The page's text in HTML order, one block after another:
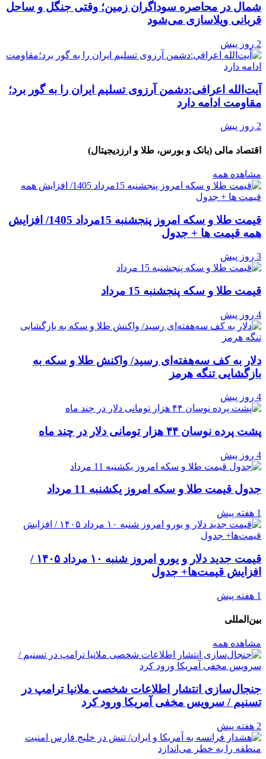
شمال در محاصره سوداگران زمین؛ وقتی جنگل و ساحل
قربانی ویلاسازی می‌شود
2 روز پیش
آیت‌الله اعرافی:دشمن آرزوی تسلیم ایران را به گور برد؛
مقاومت ادامه دارد
2 روز پیش
اقتصاد مالی (بانک و بورس، طلا و ارزدیجیتال)
مشاهده همه
قیمت طلا و سکه امروز پنجشنبه 15مرداد 1405/ افزایش
همه قیمت ها + جدول
3 روز پیش
قیمت طلا و سکه پنجشنبه 15 مرداد
4 روز پیش
دلار به کف سه‌هفته‌ای رسید/ واکنش طلا و سکه به
بازگشایی تنگه هرمز
4 روز پیش
پشت پرده نوسان ۴۴ هزار تومانی دلار در چند ماه
4 روز پیش
جدول قیمت طلا و سکه امروز یکشنبه 11 مرداد
1 هفته پیش
قیمت جدید دلار و یورو امروز شنبه ۱۰ مرداد ۱۴۰۵ /
افزایش قیمت‌ها+ جدول
1 هفته پیش
بین‌المللی
مشاهده همه
جنجال‌سازی انتشار اطلاعات شخصی ملانیا ترامپ در
تسنیم / سرویس مخفی آمریکا ورود کرد
2 هفته پیش